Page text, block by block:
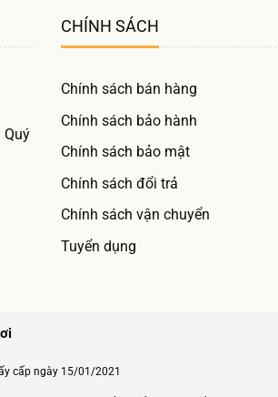
Quý
CHÍNH SÁCH
Chính sách bán hàng
Chính sách bảo hành
Chính sách bảo mật
Chính sách đổi trả
Chính sách vận chuyển
Tuyển dụng
cấp ngày 15/01/2021